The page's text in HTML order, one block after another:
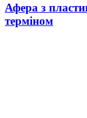
Афера з
терміном